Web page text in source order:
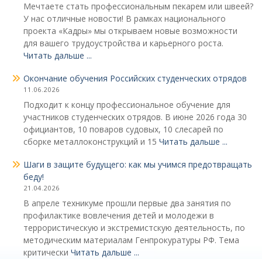
Мечтаете стать профессиональным пекарем или швеей?
У нас отличные новости! В рамках национального
проекта «Кадры» мы открываем новые возможности
для вашего трудоустройства и карьерного роста.
Читать дальше ...
Окончание обучения Российских студенческих отрядов
11.06.2026
Подходит к концу профессиональное обучение для
участников студенческих отрядов. В июне 2026 года 30
официантов, 10 поваров судовых, 10 слесарей по
сборке металлоконструкций и 15 Читать дальше ...
Шаги в защите будущего: как мы учимся предотвращать
беду!
21.04.2026
В апреле техникуме прошли первые два занятия по
профилактике вовлечения детей и молодежи в
террористическую и экстремистскую деятельность, по
методическим материалам Генпрокуратуры РФ. Тема
критически Читать дальше ...